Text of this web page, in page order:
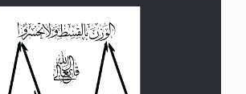
رأيٌ في لغة المسيح الموعود عليه السلام.. 4...